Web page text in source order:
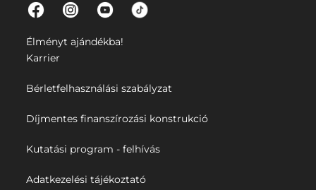
Élményt ajándékba!
Karrier
Bérletfelhasználási szabályzat
Díjmentes finanszírozási konstrukció
Kutatási program - felhívás
Adatkezelési tájékoztató